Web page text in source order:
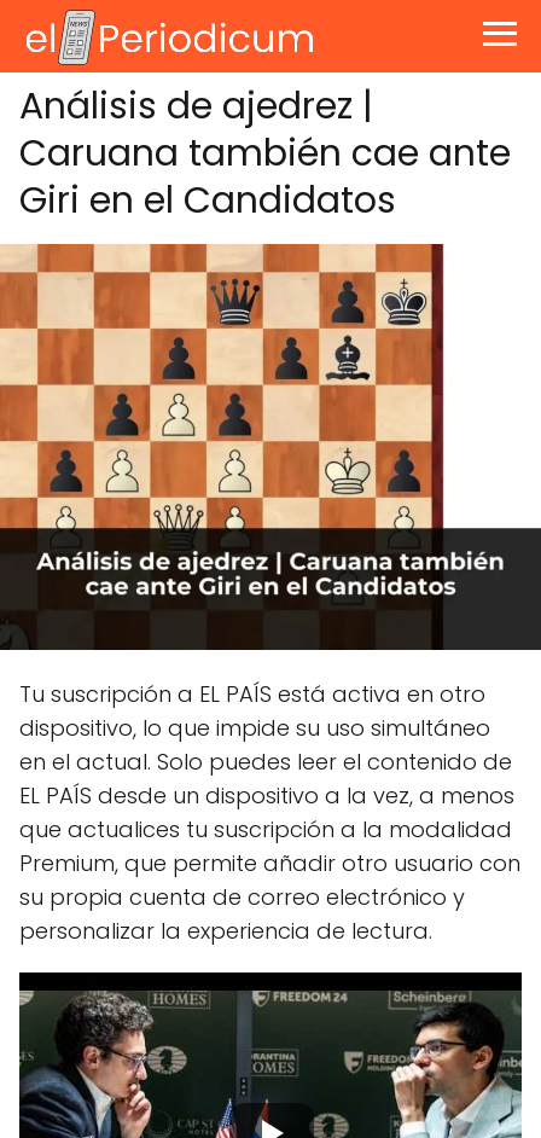
Análisis de ajedrez |
Caruana también cae ante
Giri en el Candidatos
Tu suscripción a EL PAÍS está activa en otro
dispositivo, lo que impide su uso simultáneo
en el actual. Solo puedes leer el contenido de
EL PAÍS desde un dispositivo a la vez, a menos
que actualices tu suscripción a la modalidad
Premium, que permite añadir otro usuario con
su propia cuenta de correo electrónico y
personalizar la experiencia de lectura.